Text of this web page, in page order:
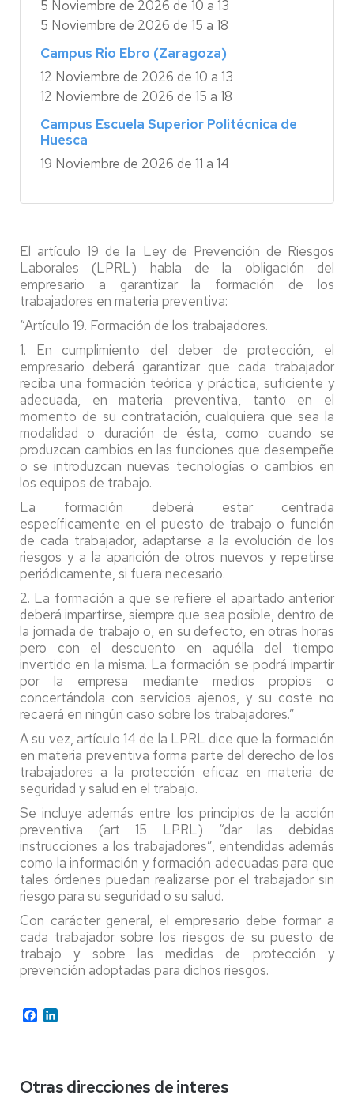
5 Noviembre de 2026 de 10 a 13
5 Noviembre de 2026 de 15 a 18
Campus Rio Ebro (Zaragoza)
12 Noviembre de 2026 de 10 a 13
12 Noviembre de 2026 de 15 a 18
Campus Escuela Superior Politécnica de
Huesca
19 Noviembre de 2026 de 11 a 14
El artículo 19 de la Ley de Prevención de Riesgos
Laborales (LPRL) habla de la obligación del
empresario a garantizar la formación de los
trabajadores en materia preventiva:
“Artículo 19. Formación de los trabajadores.
1. En cumplimiento del deber de protección, el
empresario deberá garantizar que cada trabajador
reciba una formación teórica y práctica, suficiente y
adecuada, en materia preventiva, tanto en el
momento de su contratación, cualquiera que sea la
modalidad o duración de ésta, como cuando se
produzcan cambios en las funciones que desempeñe
o se introduzcan nuevas tecnologías o cambios en
los equipos de trabajo.
La formación deberá estar centrada
específicamente en el puesto de trabajo o función
de cada trabajador, adaptarse a la evolución de los
riesgos y a la aparición de otros nuevos y repetirse
periódicamente, si fuera necesario.
2. La formación a que se refiere el apartado anterior
deberá impartirse, siempre que sea posible, dentro de
la jornada de trabajo o, en su defecto, en otras horas
pero con el descuento en aquélla del tiempo
invertido en la misma. La formación se podrá impartir
por la empresa mediante medios propios o
concertándola con servicios ajenos, y su coste no
recaerá en ningún caso sobre los trabajadores.”
A su vez, artículo 14 de la LPRL dice que la formación
en materia preventiva forma parte del derecho de los
trabajadores a la protección eficaz en materia de
seguridad y salud en el trabajo.
Se incluye además entre los principios de la acción
preventiva (art 15 LPRL) “dar las debidas
instrucciones a los trabajadores”, entendidas además
como la información y formación adecuadas para que
tales órdenes puedan realizarse por el trabajador sin
riesgo para su seguridad o su salud.
Con carácter general, el empresario debe formar a
cada trabajador sobre los riesgos de su puesto de
trabajo y sobre las medidas de protección y
prevención adoptadas para dichos riesgos.
Facebook
Otras direcciones de interes